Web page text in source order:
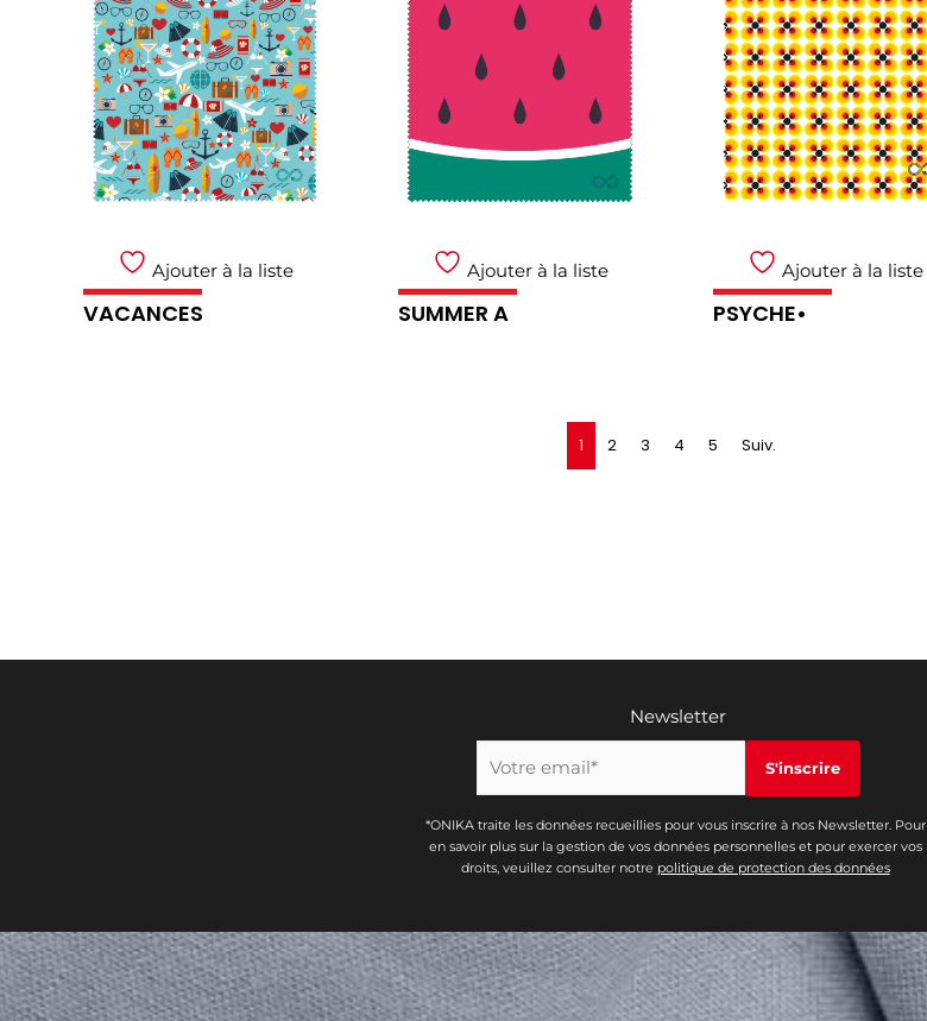
Ajouter à la liste
VACANCES
Ajouter à la liste
SUMMER A
Ajouter à la liste
PSYCHE•
1 2 3 4 5 Suiv.
Newsletter
*ONIKA traite les données recueillies pour vous inscrire à nos Newsletter. Pour
en savoir plus sur la gestion de vos données personnelles et pour exercer vos
droits, veuillez consulter notre politique de protection des données